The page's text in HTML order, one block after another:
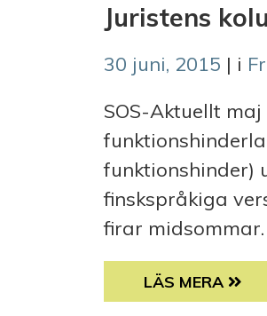
Juristens
30 juni, 2015 | i
SOS-Aktuellt
funktionshinder)
finskspråkiga
firar
JURISTENS
LÄS MERA